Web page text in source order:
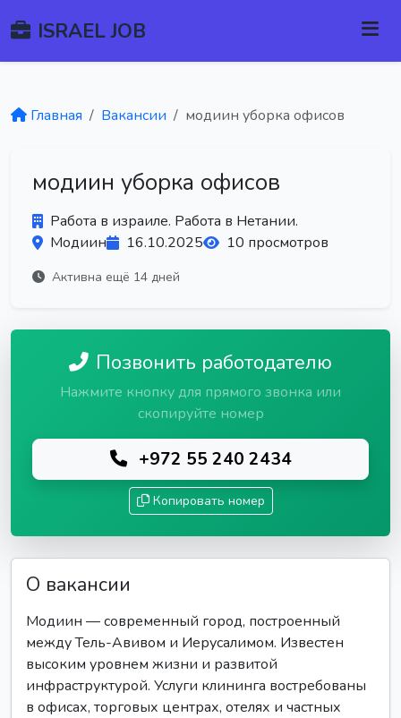
ISRAEL JOB
Главная Вакансии модиин уборка офисов
модиин уборка офисов
Работа в израиле. Работа в Нетании.
Модиин
16.10.2025 10 просмотров
Активна ещё 14 дней
Позвонить работодателю
Нажмите кнопку для прямого звонка или
скопируйте номер
+972 55 240 2434
Копировать номер
О вакансии
Модиин — современный город, построенный
между Тель-Авивом и Иерусалимом. Известен
высоким уровнем жизни и развитой
инфраструктурой. Услуги клининга востребованы
в офисах, торговых центрах, отелях и частных